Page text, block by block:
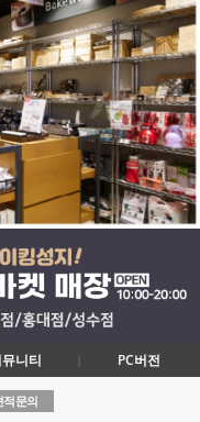
니티 PC버전
적문의